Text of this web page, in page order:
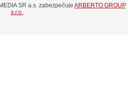
SR a.s. zabezpečuje ARBERTO GROUP
s.r.o..